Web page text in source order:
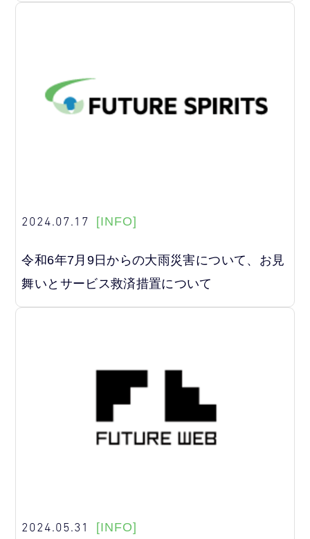
2024.07.17 [INFO]
令和6年7月9日からの大雨災害について、お見
舞いとサービス救済措置について
2024.05.31 [INFO]